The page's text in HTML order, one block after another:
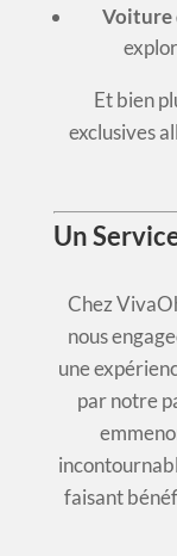
Voiture
Et bien
exclusives
Un
Chez
nous
une
par notre
faisant